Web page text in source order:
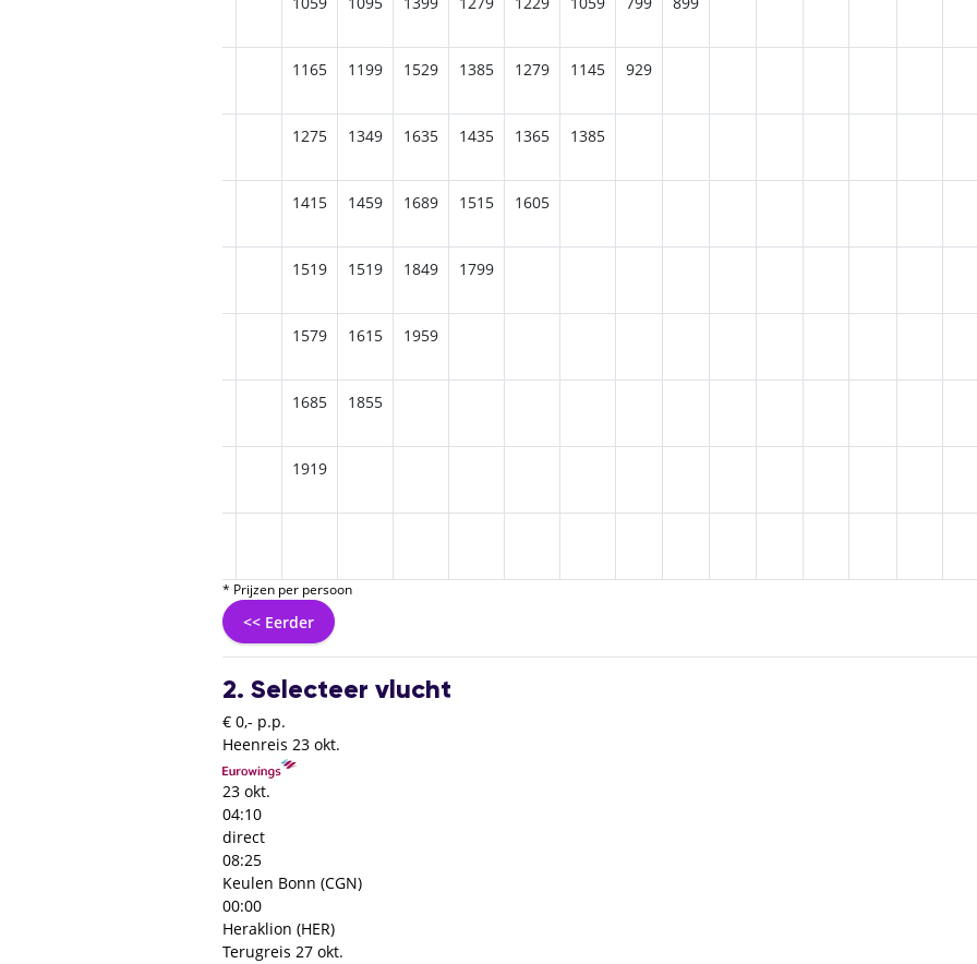
1165 1199 1529 1385 1279 1145 929
1275 1349 1635 1435 1365 1385
1415 1459 1689 1515 1605
1519 1519 1849 1799
1579 1615 1959
1685 1855
1919
* Prijzen per persoon
<< Eerder
2. Selecteer vlucht
€ 0,- p.p.
Heenreis 23 okt.
23 okt.
04:10
direct
08:25
Keulen Bonn (CGN)
00:00
Heraklion (HER)
Terugreis 27 okt.